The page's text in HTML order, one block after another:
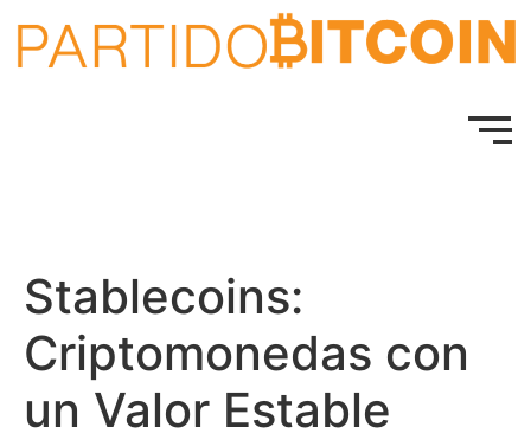
Stablecoins:
Criptomonedas con
un Valor Estable